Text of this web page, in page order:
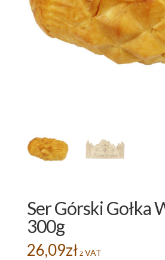
Ser Górski Gołka
300g
26,09złz VAT